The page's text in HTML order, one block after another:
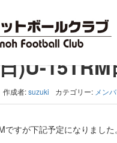
(日)U-15TRM日程変更
)U-15TRM
作成者:suzuki カテゴリー: メン
すが下記予定になりました。